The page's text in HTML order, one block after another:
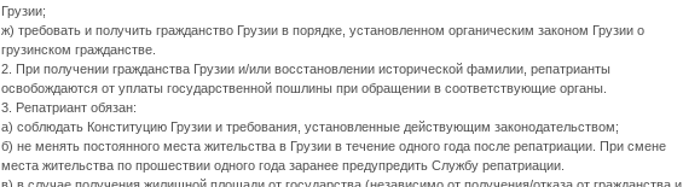
Грузии;
ж) требовать и получить гражданство Грузии в порядке, установленном органическим законом Грузии о
грузинском гражданстве.
2. При получении гражданства Грузии и/или восстановлении исторической фамилии, репатрианты
освобождаются от уплаты государственной пошлины при обращении в соответствующие органы.
3. Репатриант обязан:
а) соблюдать Конституцию Грузии и требования, установленные действующим законодательством;
б) не менять постоянного места жительства в Грузии в течение одного года после репатриации. При смене
места жительства по прошествии одного года заранее предупредить Службу репатриации.
в) в случае получения жилищной площади от государства (независимо от получения/отказа от гражданства и